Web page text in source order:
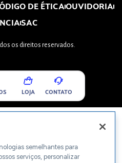
DE ÉTICAOUVIDORIA
SAC
os direitos reservados.
LOJA CONTATO
semelhantes para
serviços, personalizar